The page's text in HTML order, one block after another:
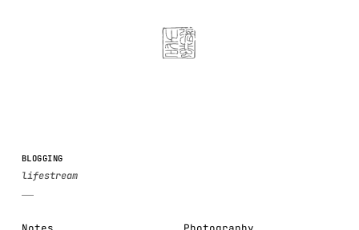
BLOGGING